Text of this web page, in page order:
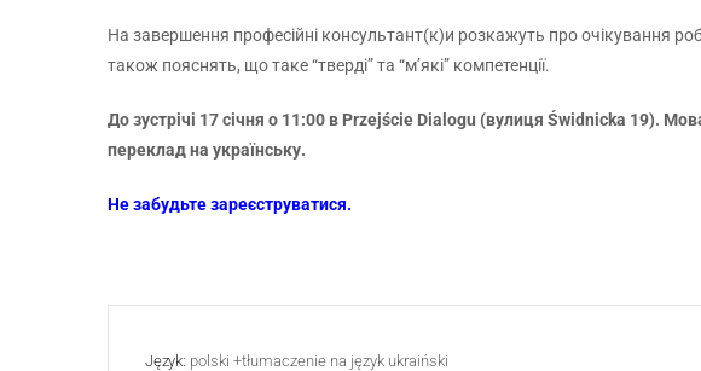
На завершення професійні консультант(к)и розкажуть про очікування
також пояснять, що таке “тверді” та “м’які” компетенції.
До зустрічі 17 січня о 11:00 в Przejście Dialogu (вулиця Świdnicka 19).
переклад на українську.
Не забудьте зареєструватися.
Język: polski +tłumaczenie na język ukraiński